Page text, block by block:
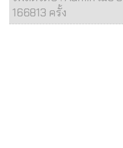
166813 ครั้ง